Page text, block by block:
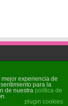
experiencia de
para la
de nuestra política de
plugin cookies